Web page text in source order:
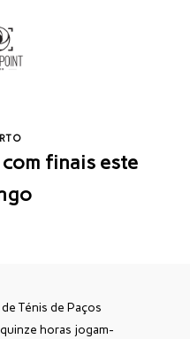
finais este
Ténis de Paços
horas jogam-